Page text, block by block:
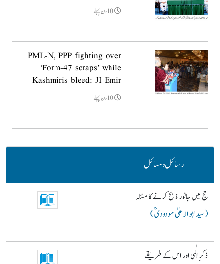
10دن پہلے
PML-N, PPP fighting over
‘Form-47 scraps’ while
Kashmiris bleed: JI Emir
10دن پہلے
رسائل و مسائل
حج میں جانور ذبح کرنے کا مسئلہ
( سید ابو الاعلیٰ مودودیؒ )
ذکرِ الٰہی اور اس کے طریقے